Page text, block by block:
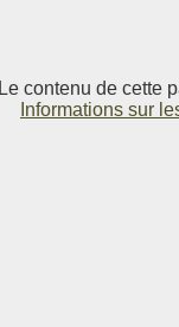
Le contenu de cette
Informations sur